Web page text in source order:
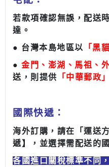
若款項確認無誤，配送
達 。
● 台灣本島地區以 「黑
● 金門、澎湖、馬祖、
送，則提供 「中華郵政」
國際快遞：
海外訂購，請在「運送
遞】，並選擇需配送的
各國進口關稅標準不同